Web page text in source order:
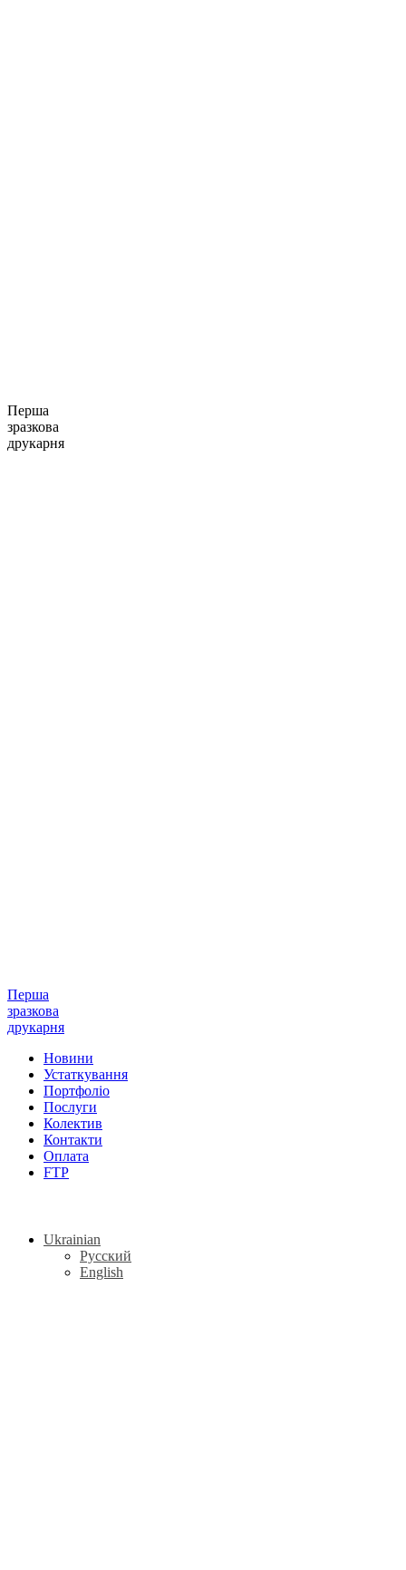
Перша
зразкова
друкарня
Перша
зразкова
друкарня
Новини
Устаткування
Портфоліо
Послуги
Колектив
Контакти
Оплата
FTP
Ukrainian
Русский
English